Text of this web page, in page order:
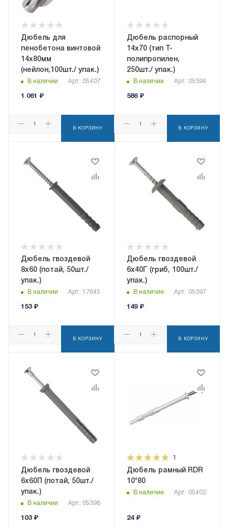
Дюбель для
пенобетона винтовой
14х80мм
(нейлон,100шт./ упак.)
В наличии Арт.: 05407
1 061 ₽
В КОРЗИНУ
Дюбель распорный
14х70 (тип T-
полипропилен,
250шт./ упак.)
В наличии Арт.: 05394
586₽
В КОРЗИНУ
Дюбель гвоздевой
8x60 (потай, 50шт./
упак.)
В наличии Арт.: 17645
153₽
В КОРЗИНУ
Дюбель гвоздевой
6x40Г (гриб, 100шт./
упак.)
В наличии Арт.: 05397
149₽
В КОРЗИНУ
Дюбель гвоздевой
6x60П (потай, 50шт./
упак.)
В наличии Арт.: 05398
103₽
1
Дюбель рамный RDR
10*80
В наличии Арт.: 05402
24₽